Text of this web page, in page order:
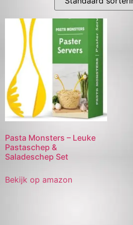
Pasta Monsters – Leuke
Pastaschep &
Saladeschep Set
Bekijk op amazon